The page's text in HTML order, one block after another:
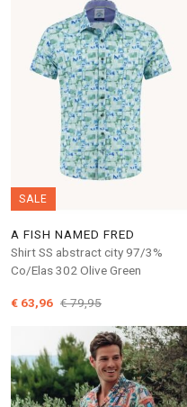
SALE
A FISH NAMED FRED
Shirt SS abstract city 97/3%
Co/Elas 302 Olive Green
€ 63,96 € 79,95